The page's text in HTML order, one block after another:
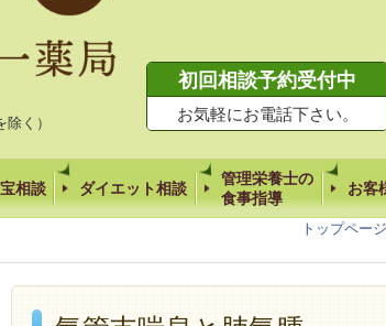
く）
初回相談予約受付中
お気軽にお電話下さい。
相談 ダイエット相談
管理栄養士の
食事指導
お客
トップページ